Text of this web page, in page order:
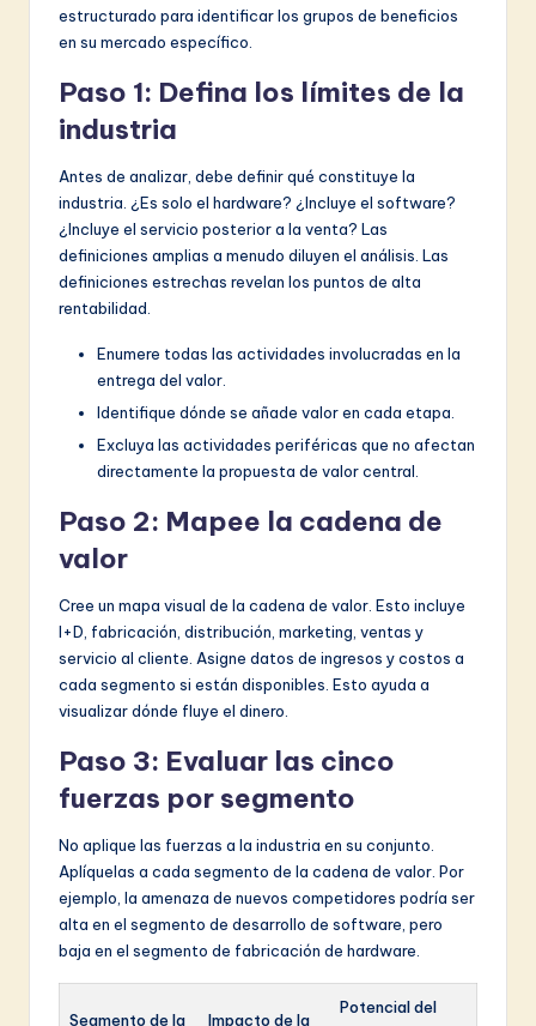
estructurado para identificar los grupos de beneficios
en su mercado específico.
Paso 1: Defina los límites de la
industria
Antes de analizar, debe definir qué constituye la
industria. ¿Es solo el hardware? ¿Incluye el software?
¿Incluye el servicio posterior a la venta? Las
definiciones amplias a menudo diluyen el análisis. Las
definiciones estrechas revelan los puntos de alta
rentabilidad.
Enumere todas las actividades involucradas en la
entrega del valor.
Identifique dónde se añade valor en cada etapa.
Excluya las actividades periféricas que no afectan
directamente la propuesta de valor central.
Paso 2: Mapee la cadena de
valor
Cree un mapa visual de la cadena de valor. Esto incluye
I+D, fabricación, distribución, marketing, ventas y
servicio al cliente. Asigne datos de ingresos y costos a
cada segmento si están disponibles. Esto ayuda a
visualizar dónde fluye el dinero.
Paso 3: Evaluar las cinco
fuerzas por segmento
No aplique las fuerzas a la industria en su conjunto.
Aplíquelas a cada segmento de la cadena de valor. Por
ejemplo, la amenaza de nuevos competidores podría ser
alta en el segmento de desarrollo de software, pero
baja en el segmento de fabricación de hardware.
Segmento de la
Impacto de la
Potencial del